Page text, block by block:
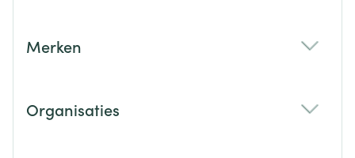
Merken
Organisaties